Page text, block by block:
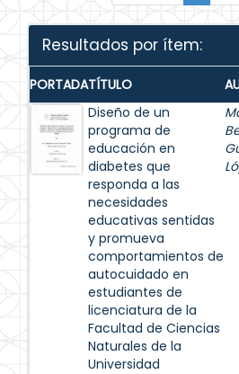
Resultados por ítem:
PORTADATÍTULO
Diseño de un
programa de
educación en
diabetes que
responda a las
necesidades
educativas sentidas
y promueva
comportamientos de
autocuidado en
estudiantes de
licenciatura de la
Facultad de Ciencias
Naturales de la
Universidad